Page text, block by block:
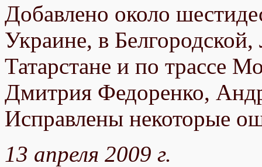
Добавлено около
Украине, в
Татарстане и по трассе
Дмитрия Федоренко,
Исправлены некоторые
13 апреля 2009 г.